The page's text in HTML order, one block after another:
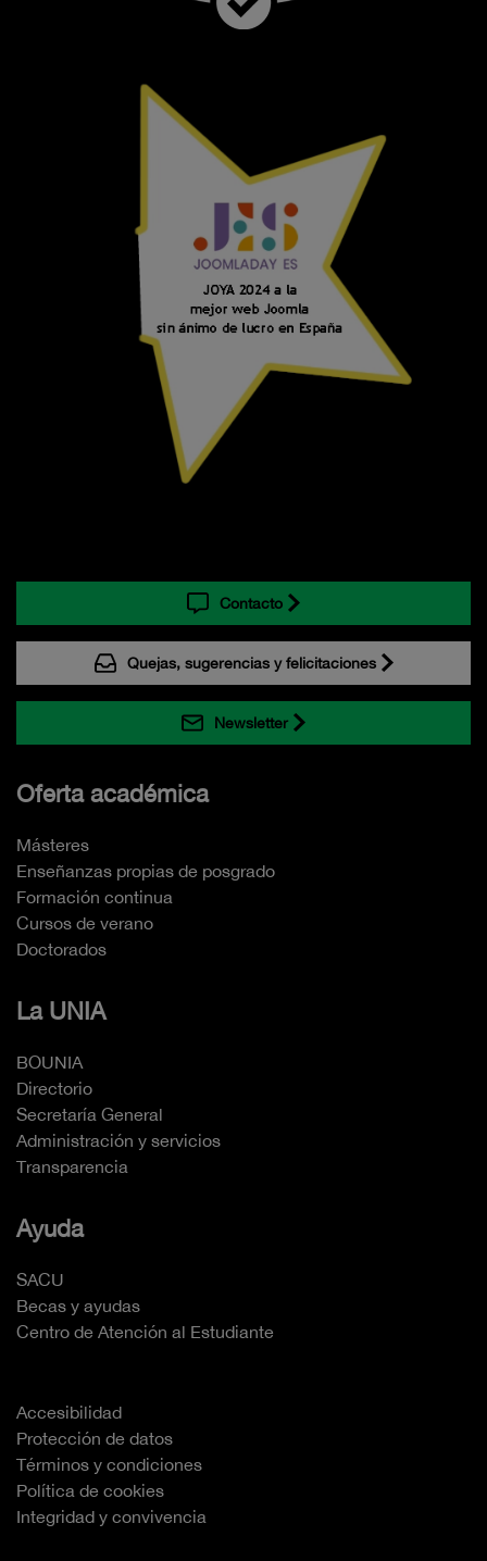
Contacto
Quejas, sugerencias y felicitaciones
Newsletter
Oferta académica
Másteres
Enseñanzas propias de posgrado
Formación continua
Cursos de verano
Doctorados
La UNIA
BOUNIA
Directorio
Secretaría General
Administración y servicios
Transparencia
Ayuda
SACU
Becas y ayudas
Centro de Atención al Estudiante
Accesibilidad
Protección de datos
Términos y condiciones
Política de cookies
Integridad y convivencia